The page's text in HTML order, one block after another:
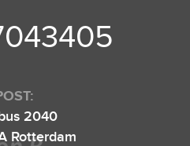
2040
Rotterdam